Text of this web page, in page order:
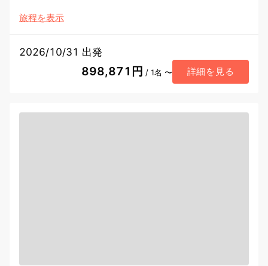
旅程を表示
2026/10/31 出発
898,871円 / 1名 〜 詳細を見る